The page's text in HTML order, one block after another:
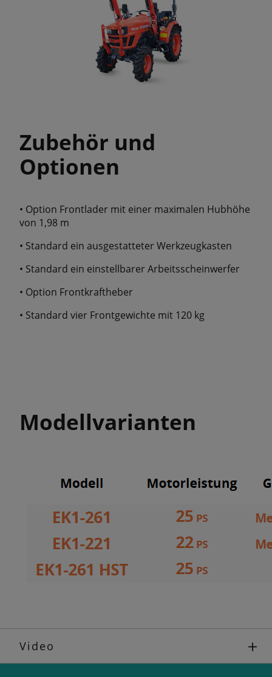
Zubehör und
Optionen
• Option Frontlader mit einer maximalen Hubhöhe
von 1,98 m
• Standard ein ausgestatteter Werkzeugkasten
• Standard ein einstellbarer Arbeitsscheinwerfer
• Option Frontkraftheber
• Standard vier Frontgewichte mit 120 kg
Modellvarianten
Video